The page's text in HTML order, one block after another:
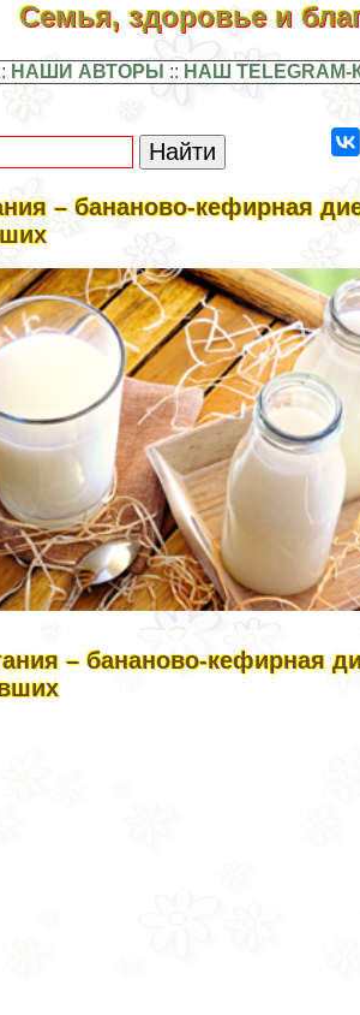
Семья, здоровье и
НАШИ АВТОРЫ :: НАШ
– бананово-кефирная
– бананово-кефирная